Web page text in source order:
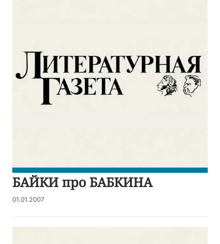
БАЙКИ про БАБКИНА
01.01.2007